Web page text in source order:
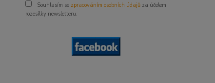
Souhlasím se zpracováním osobních údajů za účelem
rozesílky newsletteru.